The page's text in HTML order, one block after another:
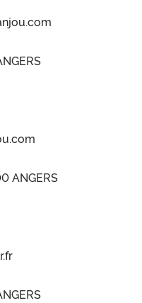
ANGERS